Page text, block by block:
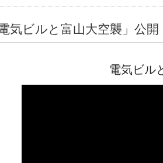
気ビルと富山大空襲」公開
電気ビル